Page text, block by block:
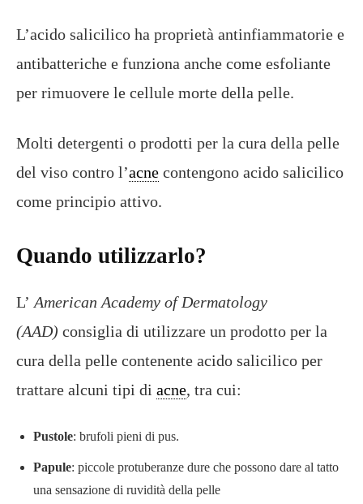
L’acido salicilico ha proprietà antinfiammatorie e
antibatteriche e funziona anche come esfoliante
per rimuovere le cellule morte della pelle.
Molti detergenti o prodotti per la cura della pelle
del viso contro l’acne contengono acido salicilico
come principio attivo.
Quando utilizzarlo?
L’ American Academy of Dermatology
(AAD) consiglia di utilizzare un prodotto per la
cura della pelle contenente acido salicilico per
trattare alcuni tipi di acne, tra cui:
Pustole: brufoli pieni di pus.
Papule: piccole protuberanze dure che possono dare al tatto
una sensazione di ruvidità della pelle